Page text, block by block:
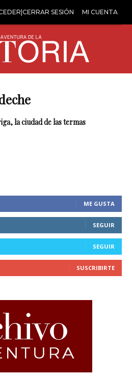
SESIÓN MI CUENTA
la ciudad de las termas
ME GUSTA
SEGUIR
SEGUIR
SUSCRIBIRTE